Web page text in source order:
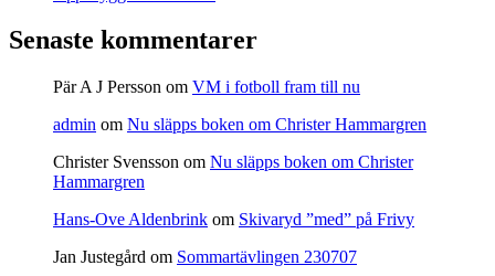
Senaste kommentarer
Pär A J Persson om VM i fotboll fram till nu
admin om Nu släpps boken om Christer Hammargren
Christer Svensson om Nu släpps boken om Christer
Hammargren
Hans-Ove Aldenbrink om Skivaryd ”med” på Frivy
Jan Justegård om Sommartävlingen 230707